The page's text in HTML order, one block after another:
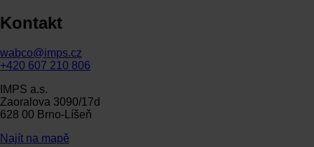
Kontakt
wabco@imps.cz
+420 607 210 806
IMPS a.s.
Zaoralova 3090/17d
628 00 Brno-Líšeň
Najít na mapě